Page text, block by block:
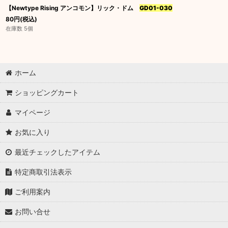
【Newtype Rising アンコモン】リック・ドム GD01-030
80円(税込)
在庫数 5個
ホーム
ショッピングカート
マイページ
お気に入り
最近チェックしたアイテム
特定商取引法表示
ご利用案内
お問い合せ